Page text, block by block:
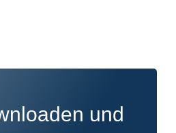
und